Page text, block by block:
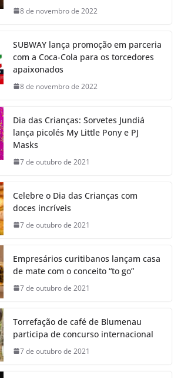
8 de novembro de 2022
SUBWAY lança promoção em parceria
com a Coca-Cola para os torcedores
apaixonados
8 de novembro de 2022
Dia das Crianças: Sorvetes Jundiá
lança picolés My Little Pony e PJ
Masks
7 de outubro de 2021
Celebre o Dia das Crianças com
doces incríveis
7 de outubro de 2021
Empresários curitibanos lançam casa
de mate com o conceito “to go”
7 de outubro de 2021
Torrefação de café de Blumenau
participa de concurso internacional
7 de outubro de 2021